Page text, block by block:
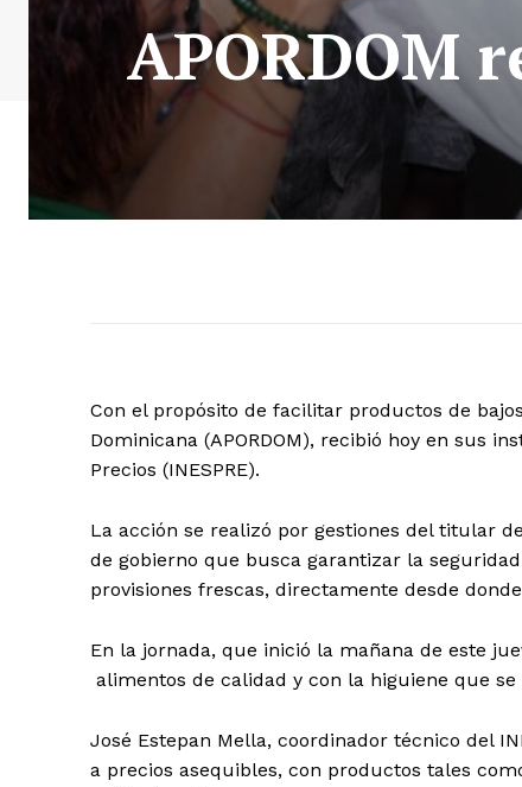
APORDOM
Con el propósito de facilitar productos de
Dominicana (APORDOM), recibió hoy en sus
Precios (INESPRE).
La acción se realizó por gestiones del titular
de gobierno que busca garantizar la
provisiones frescas, directamente desde
En la jornada, que inició la mañana de este
alimentos de calidad y con la higuiene que
José Estepan Mella, coordinador técnico del
a precios asequibles, con productos tales